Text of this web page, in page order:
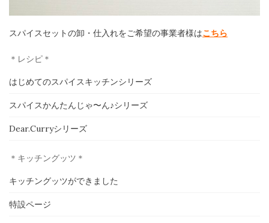
スパイスショップ
スパイスセットの卸・仕入れをご希望の事業者様はこちら
＊レシピ＊
はじめてのスパイスキッチンシリーズ
スパイスかんたんじゃ〜ん♪シリーズ
Dear.Curryシリーズ
＊キッチングッツ＊
キッチングッツができました
特設ページ